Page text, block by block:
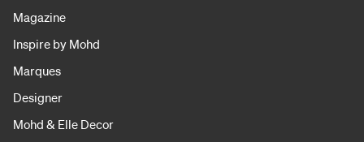
Magazine
Inspire by Mohd
Marques
Designer
Mohd & Elle Decor